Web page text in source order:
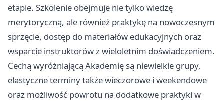
etapie. Szkolenie obejmuje nie tylko wiedzę
merytoryczną, ale również praktykę na nowoczesnym
sprzęcie, dostęp do materiałów edukacyjnych oraz
wsparcie instruktorów z wieloletnim doświadczeniem.
Cechą wyróżniającą Akademię są niewielkie grupy,
elastyczne terminy także wieczorowe i weekendowe
oraz możliwość powrotu na dodatkowe praktyki w